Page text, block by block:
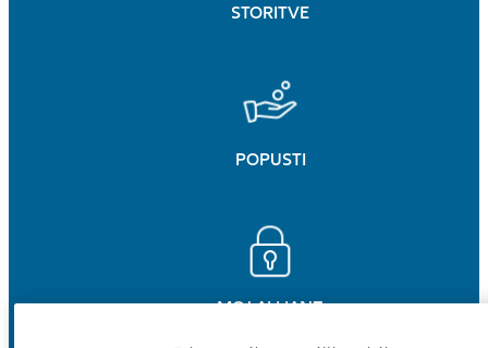
STORITVE
POPUSTI
MOJ ALLIANZ